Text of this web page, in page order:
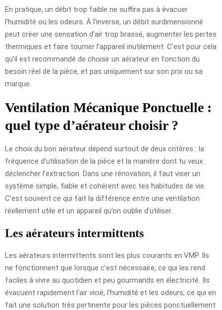
En pratique, un débit trop faible ne suffira pas à évacuer
l’humidité ou les odeurs. À l’inverse, un débit surdimensionné
peut créer une sensation d’air trop brassé, augmenter les pertes
thermiques et faire tourner l’appareil inutilement. C’est pour cela
qu’il est recommandé de choisir un aérateur en fonction du
besoin réel de la pièce, et pas uniquement sur son prix ou sa
marque.
Ventilation Mécanique Ponctuelle :
quel type d’aérateur choisir ?
Le choix du bon aérateur dépend surtout de deux critères : la
fréquence d’utilisation de la pièce et la manière dont tu veux
déclencher l’extraction. Dans une rénovation, il faut viser un
système simple, fiable et cohérent avec tes habitudes de vie.
C’est souvent ce qui fait la différence entre une ventilation
réellement utile et un appareil qu’on oublie d’utiliser.
Les aérateurs intermittents
Les aérateurs intermittents sont les plus courants en VMP. Ils
ne fonctionnent que lorsque c’est nécessaire, ce qui les rend
faciles à vivre au quotidien et peu gourmands en électricité. Ils
évacuent rapidement l’air vicié, l’humidité et les odeurs, ce qui en
fait une solution très pertinente pour les pièces ponctuellement